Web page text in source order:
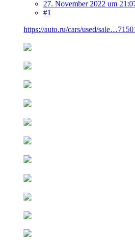
27. November 2022 um
#1
https://auto.ru/cars/used/